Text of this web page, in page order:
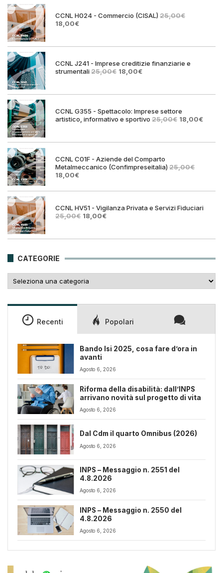
CCNL H024 - Commercio (CISAL) 25,00€
Il
era:
18,00€Il
è:
CCNL J241 - Imprese creditizie finanziarie e
strumentali25,00€ Il
era:
18,00€Il
è:
CCNL G355 - Spettacolo: Imprese settore
artistico, informativo e sportivo 25,00€ Il
era:
18,00€Il
è:
CCNL C01F - Aziende del Comparto
Metalmeccanico (Confimpreseitalia) 25,00€
Il
originale
25,00€.
18,00€Il
attuale
18,00€.
CCNL HV51 - Vigilanza Privata e Servizi Fiduciari
25,00€ Il
era:
18,00€Il
è:
CATEGORIE
Recenti Popolari
Bando Isi 2025, cosa fare d’ora in
avanti
Agosto 6, 2026
Riforma della disabilità: dall’INPS
arrivano novità sul progetto di vita
Agosto 6, 2026
Dal Cdm il quarto Omnibus (2026)
Agosto 6, 2026
INPS – Messaggio n. 2551 del
4.8.2026
Agosto 6, 2026
INPS – Messaggio n. 2550 del
4.8.2026
Agosto 6, 2026